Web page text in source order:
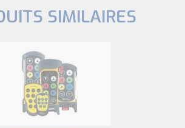
SIMILAIRES